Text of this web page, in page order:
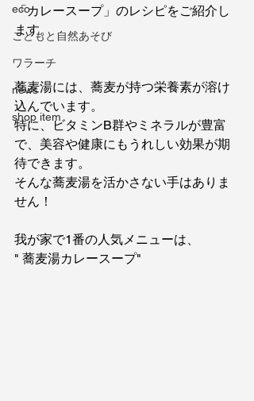
eco
こどもと自然あそび
ワラーチ
news
shop item
「カレースープ」のレシピをご紹介し
ます。
蕎麦湯には、蕎麦が持つ栄養素が溶け
込んでいます。
特に、ビタミンB群やミネラルが豊富
で、美容や健康にもうれしい効果が期
待できます。
そんな蕎麦湯を活かさない手はありま
せん！
我が家で1番の人気メニューは、
" 蕎麦湯カレースープ"